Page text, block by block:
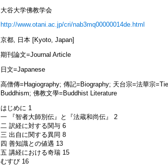
大谷大学佛教学会
http://www.otani.ac.jp/cri/nab3mq00000014de.html
京都, 日本 [Kyoto, Japan]
期刊論文=Journal Article
日文=Japanese
高僧傳=Hagiography; 傳記=Biography; 天台宗=法華宗
Buddhism; 佛教文學=Buddhist Literature
はじめに 1
一 『智者大師別伝』と『法蔵和尚伝』 2
二 訳経に対する関与 6
三 出自に関する異同 8
四 善知識との値遇 13
五 講経における奇瑞 15
むすび 16